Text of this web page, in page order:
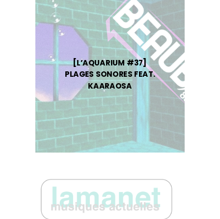
[L’AQUARIUM #37]
PLAGES SONORES FEAT.
KAARAOSA